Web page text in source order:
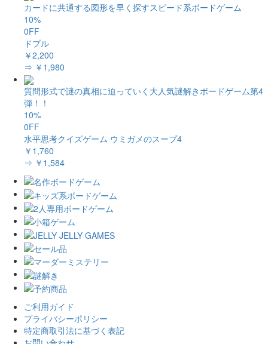
カードに共通する図形を早く探すスピード系ボードゲーム
10%
0FF
ドブル
￥2,200
⇒ ￥1,980
質問形式で謎の真相に迫っていく大人気謎解きボードゲーム第4
弾！！
10%
0FF
水平思考クイズゲーム ウミガメのスープ4
￥1,760
⇒ ￥1,584
ご利用ガイド
プライバシーポリシー
特定商取引法に基づく表記